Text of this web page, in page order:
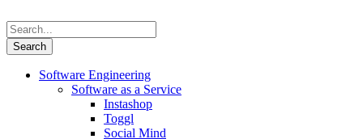
Software Engineering
Software as a Service
Instashop
Toggl
Social Mind